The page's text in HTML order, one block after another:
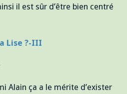
il est sûr d’être bien centré
Alain ça a le mérite d’exister